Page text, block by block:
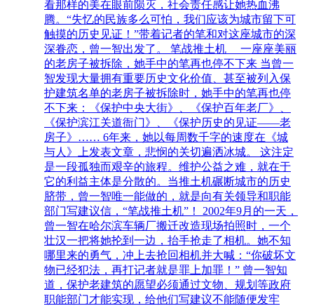
看那样的美在眼前陨灭，社会责任感让她热血沸
腾。“失忆的民族多么可怕，我们应该为城市留下可
触摸的历史见证！”带着记者的笔和对这座城市的深
深眷恋，曾一智出发了。 笔战推土机 一座座美丽
的老房子被拆除，她手中的笔再也停不下来 当曾一
智发现大量拥有重要历史文化价值、甚至被列入保
护建筑名单的老房子被拆除时，她手中的笔再也停
不下来：《保护中央大街》、《保护百年老厂》、
《保护滨江关道衙门》、《保护历史的见证——老
房子》…… 6年来，她以每周数千字的速度在《城
与人》上发表文章，悲悯的关切遍洒冰城。 这注定
是一段孤独而艰辛的旅程。维护公益之难，就在于
它的利益主体是分散的。当推土机碾断城市的历史
脐带，曾一智唯一能做的，就是向有关领导和职能
部门写建议信，“笔战推土机”！ 2002年9月的一天，
曾一智在哈尔滨车辆厂搬迁改造现场拍照时，一个
壮汉一把将她抡到一边，抬手抢走了相机。她不知
哪里来的勇气，冲上去抢回相机并大喊：“你破坏文
物已经犯法，再打记者就是罪上加罪！” 曾一智知
道，保护老建筑的愿望必须通过文物、规划等政府
职能部门才能实现，给他们写建议不能随便发牢